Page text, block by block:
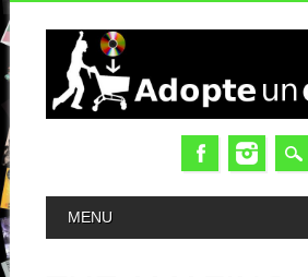
MAIN MENU
MENU